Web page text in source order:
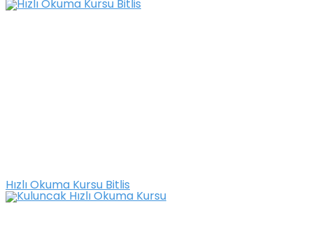
Hızlı Okuma Kursu Bitlis